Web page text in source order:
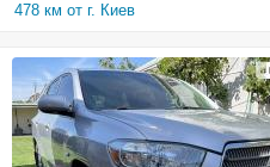
478 км от г. Киев